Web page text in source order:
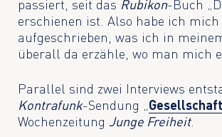
passiert, seit das Rubikon-Buch
erschienen ist. Also habe ich
aufgeschrieben, was ich in
überall da erzähle, wo man mich
Parallel sind zwei Interviews
Kontrafunk-Sendung „
Wochenzeitung Junge Freiheit.